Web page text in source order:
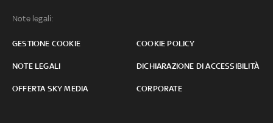
Note legali:
GESTIONE COOKIE COOKIE POLICY
NOTE LEGALI DICHIARAZIONE DI ACCESSIBILITÀ
OFFERTA SKY MEDIA CORPORATE